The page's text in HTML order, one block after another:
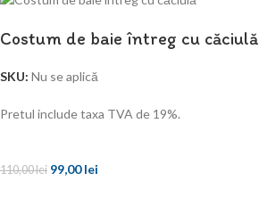
Costum de baie întreg cu căciulă
SKU: Nu se aplică
Pretul include taxa TVA de 19%.
110,00lei 99,00lei